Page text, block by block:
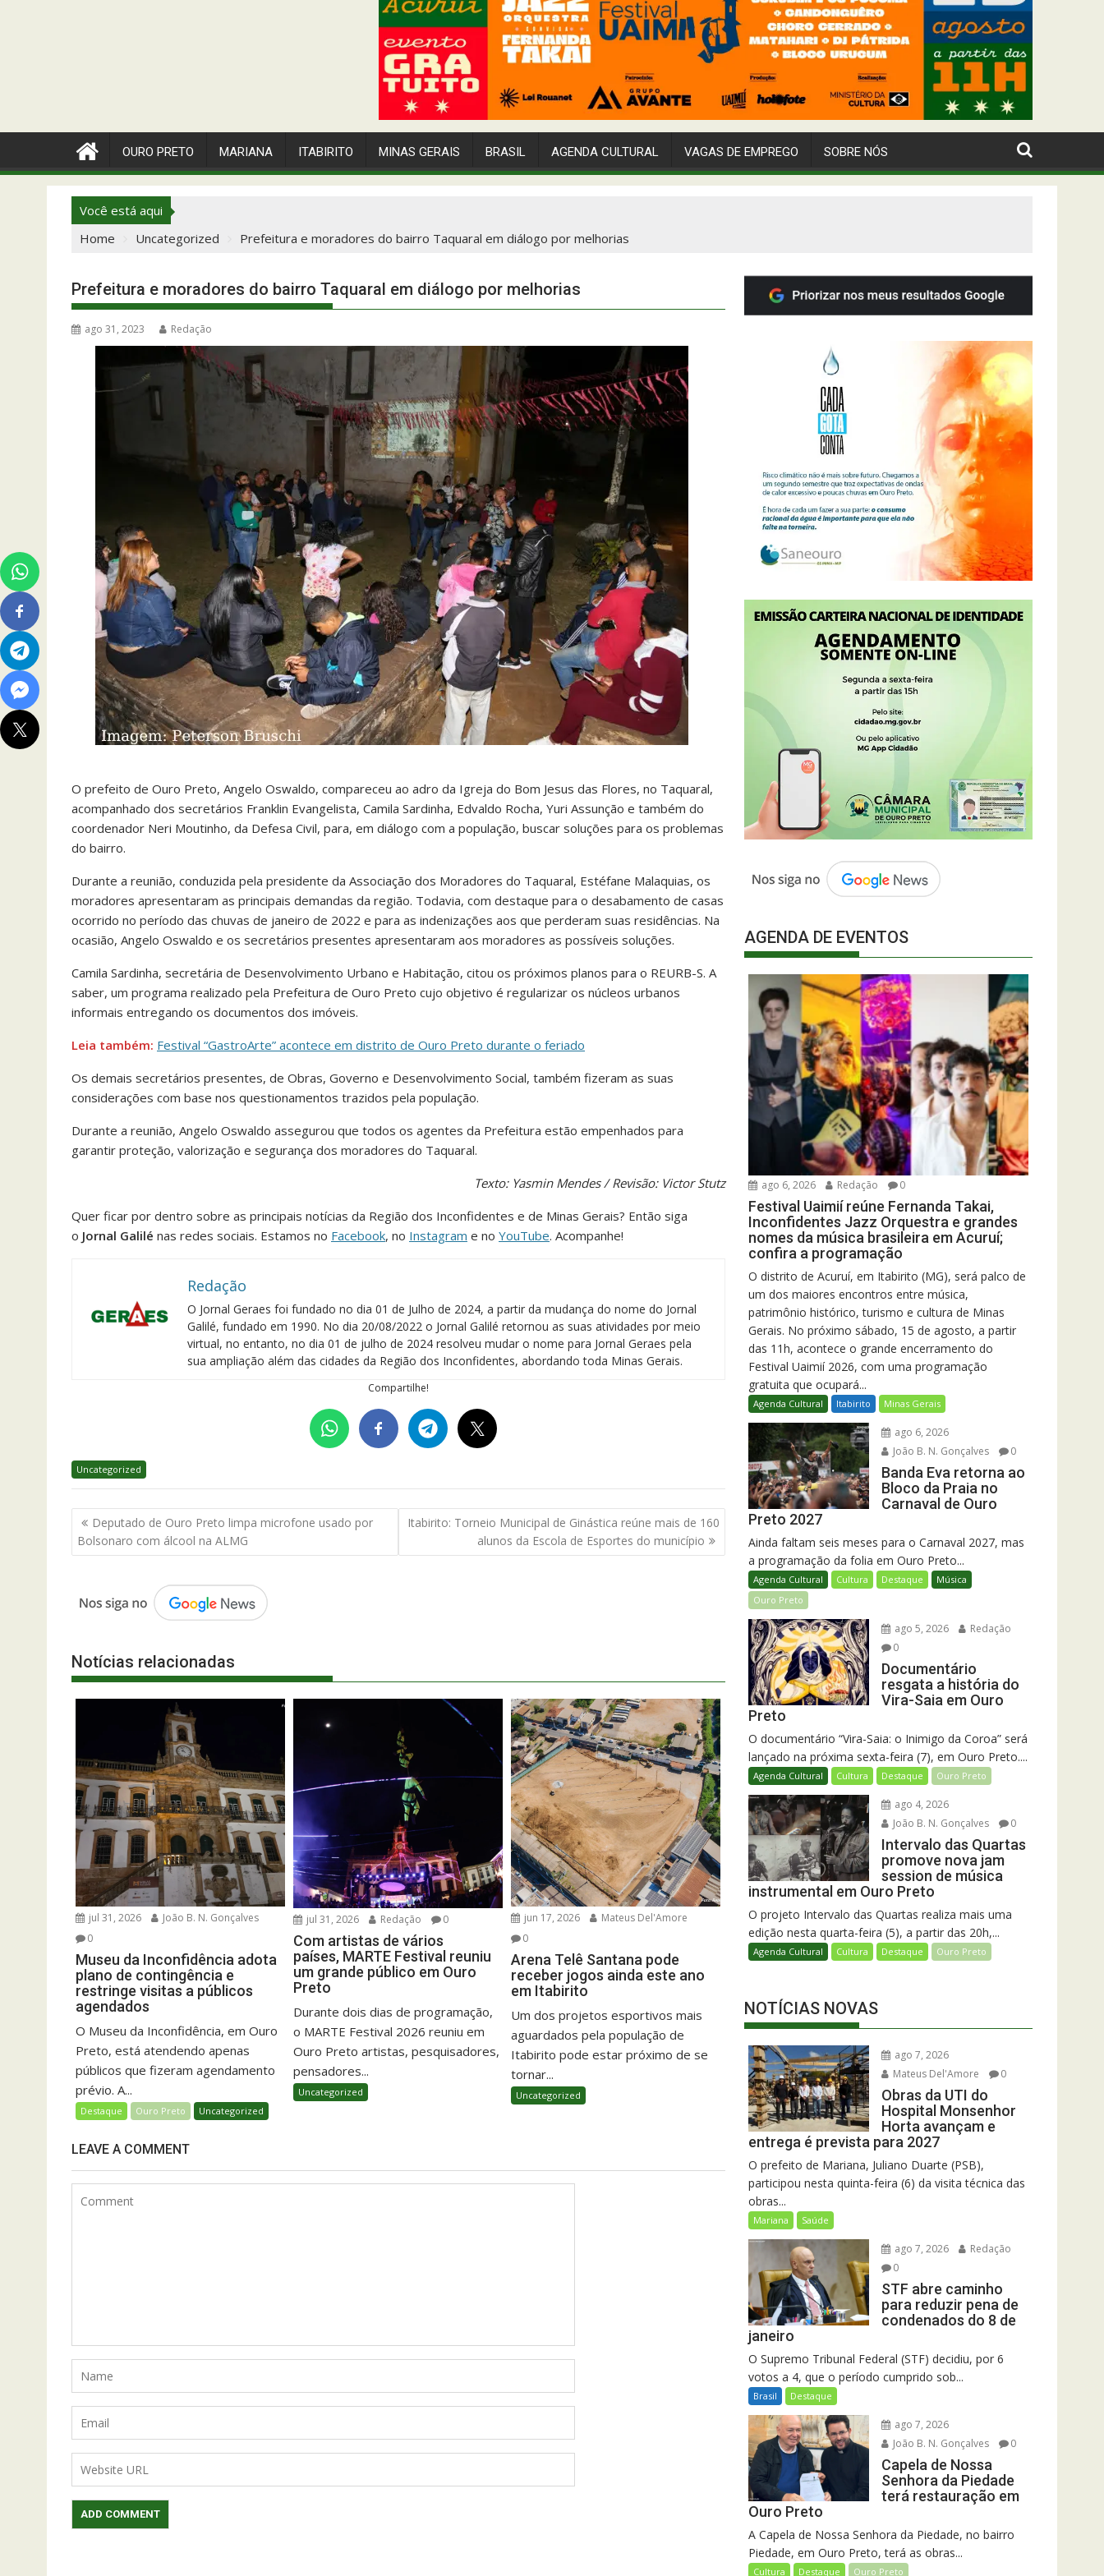
OURO PRETO MARIANA ITABIRITO MINAS GERAIS BRASIL AGENDA CULTURAL VAGAS DE EMPREGO SOBRE NÓS
Você está aqui
Home
Uncategorized Prefeitura e moradores do bairro Taquaral em diálogo por melhorias
Prefeitura e moradores do bairro Taquaral em diálogo por melhorias
ago 31, 2023 Redação
O prefeito de Ouro Preto, Angelo Oswaldo, compareceu ao adro da Igreja do Bom Jesus das Flores, no Taquaral,
acompanhado dos secretários Franklin Evangelista, Camila Sardinha, Edvaldo Rocha, Yuri Assunção e também do
coordenador Neri Moutinho, da Defesa Civil, para, em diálogo com a população, buscar soluções para os problemas
do bairro.
Durante a reunião, conduzida pela presidente da Associação dos Moradores do Taquaral, Estéfane Malaquias, os
moradores apresentaram as principais demandas da região. Todavia, com destaque para o desabamento de casas
ocorrido no período das chuvas de janeiro de 2022 e para as indenizações aos que perderam suas residências. Na
ocasião, Angelo Oswaldo e os secretários presentes apresentaram aos moradores as possíveis soluções.
Camila Sardinha, secretária de Desenvolvimento Urbano e Habitação, citou os próximos planos para o REURB-S. A
saber, um programa realizado pela Prefeitura de Ouro Preto cujo objetivo é regularizar os núcleos urbanos
informais entregando os documentos dos imóveis.
Leia também: Festival “GastroArte” acontece em distrito de Ouro Preto durante o feriado
Os demais secretários presentes, de Obras, Governo e Desenvolvimento Social, também fizeram as suas
considerações com base nos questionamentos trazidos pela população.
Durante a reunião, Angelo Oswaldo assegurou que todos os agentes da Prefeitura estão empenhados para
garantir proteção, valorização e segurança dos moradores do Taquaral.
Texto: Yasmin Mendes / Revisão: Victor Stutz
Quer ficar por dentro sobre as principais notícias da Região dos Inconfidentes e de Minas Gerais? Então siga
o Jornal Galilé nas redes sociais. Estamos no Facebook, no Instagram e no YouTube. Acompanhe!
Redação
O Jornal Geraes foi fundado no dia 01 de Julho de 2024, a partir da mudança do nome do Jornal
Galilé, fundado em 1990. No dia 20/08/2022 o Jornal Galilé retornou as suas atividades por meio
virtual, no entanto, no dia 01 de julho de 2024 resolveu mudar o nome para Jornal Geraes pela
sua ampliação além das cidades da Região dos Inconfidentes, abordando toda Minas Gerais.
Compartilhe!
Uncategorized
Navegação
de
Post
Deputado de Ouro Preto limpa microfone usado por
Bolsonaro com álcool na ALMG
Itabirito: Torneio Municipal de Ginástica reúne mais de 160
alunos da Escola de Esportes do município
Notícias relacionadas
jul 31, 2026
João B. N. Gonçalves
0
Museu da Inconfidência adota
plano de contingência e
restringe visitas a públicos
agendados
O Museu da Inconfidência, em Ouro
Preto, está atendendo apenas
públicos que fizeram agendamento
prévio. A...
Destaque Ouro Preto Uncategorized
jul 31, 2026 Redação 0
Com artistas de vários
países, MARTE Festival reuniu
um grande público em Ouro
Preto
Durante dois dias de programação,
o MARTE Festival 2026 reuniu em
Ouro Preto artistas, pesquisadores,
pensadores...
Uncategorized
jun 17, 2026
Mateus Del'Amore
0
Arena Telê Santana pode
receber jogos ainda este ano
em Itabirito
Um dos projetos esportivos mais
aguardados pela população de
Itabirito pode estar próximo de se
tornar...
Uncategorized
LEAVE A COMMENT
AGENDA DE EVENTOS
ago 6, 2026 Redação 0
Festival Uaimií reúne Fernanda Takai,
Inconfidentes Jazz Orquestra e grandes
nomes da música brasileira em Acuruí;
confira a programação
O distrito de Acuruí, em Itabirito (MG), será palco de
um dos maiores encontros entre música,
patrimônio histórico, turismo e cultura de Minas
Gerais. No próximo sábado, 15 de agosto, a partir
das 11h, acontece o grande encerramento do
Festival Uaimií 2026, com uma programação
gratuita que ocupará...
Agenda Cultural Itabirito Minas Gerais
ago 6, 2026
João B. N. Gonçalves
0
Banda Eva retorna ao
Bloco da Praia no
Carnaval de Ouro
Preto 2027
Ainda faltam seis meses para o Carnaval 2027, mas
a programação da folia em Ouro Preto...
Agenda Cultural Cultura Destaque
Música
Ouro Preto
ago 5, 2026
Redação
0
Documentário
resgata a história do
Vira-Saia em Ouro
Preto
O documentário “Vira-Saia: o Inimigo da Coroa” será
lançado na próxima sexta-feira (7), em Ouro Preto....
Agenda Cultural Cultura Destaque Ouro Preto
ago 4, 2026
João B. N. Gonçalves
0
Intervalo das Quartas
promove nova jam
session de música
instrumental em Ouro Preto
O projeto Intervalo das Quartas realiza mais uma
edição nesta quarta-feira (5), a partir das 20h,...
Agenda Cultural Cultura Destaque Ouro Preto
NOTÍCIAS NOVAS
ago 7, 2026
Mateus Del'Amore
0
Obras da UTI do
Hospital Monsenhor
Horta avançam e
entrega é prevista para 2027
O prefeito de Mariana, Juliano Duarte (PSB),
participou nesta quinta-feira (6) da visita técnica das
obras...
Mariana Saúde
ago 7, 2026
Redação
0
STF abre caminho
para reduzir pena de
condenados do 8 de
janeiro
O Supremo Tribunal Federal (STF) decidiu, por 6
votos a 4, que o período cumprido sob...
Brasil Destaque
ago 7, 2026
João B. N. Gonçalves
0
Capela de Nossa
Senhora da Piedade
terá restauração em
Ouro Preto
A Capela de Nossa Senhora da Piedade, no bairro
Piedade, em Ouro Preto, terá as obras...
Cultura Destaque Ouro Preto